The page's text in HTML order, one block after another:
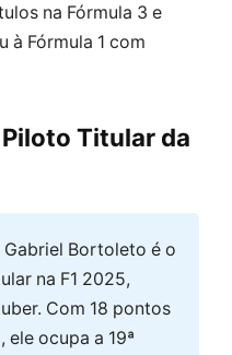
na Fórmula 3 e
à Fórmula 1 com
Titular da
Gabriel Bortoleto é o
na F1 2025,
Com 18 pontos
ocupa a 19ª